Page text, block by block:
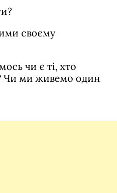
своєму
чи є ті, хто
Чи ми живемо один